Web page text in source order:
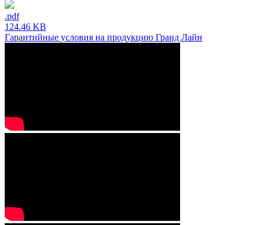
.pdf
124.46 KB
Гарантийные условия на продукцию Гранд Лайн